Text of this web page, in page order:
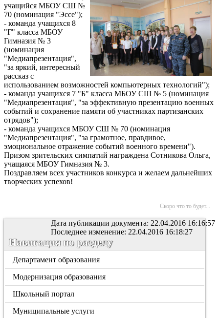
учащийся МБОУ СШ №
70 (номинация "Эссе");
- команда учащихся 8
"Г" класса МБОУ
Гимназия № 3
(номинация
"Медиапрезентация",
"за яркий, интересный
рассказ с
использованием возможностей компьютерных технологий");
- команда учащихся 7 "Б" класса МБОУ СШ № 5 (номинация
"Медиапрезентация", "за эффективную презентацию военных
событий и сохранение памяти об участниках партизанских
отрядов");
- команда учащихся МБОУ СШ № 70 (номинация
"Медиапрезентация", "за грамотное, правдивое,
эмоциональное отражение событий военного времени").
Призом зрительских симпатий награждена Сотникова Ольга,
учащаяся МБОУ Гимназия № 3.
Поздравляем всех участников конкурса и желаем дальнейших
творческих успехов!
Скоро что то будет...
Дата публикации документа: 22.04.2016 16:16:57
Последнее изменение: 22.04.2016 16:18:27
Навигация по разделу
Департамент образования
Модернизация образования
Школьный портал
Муниципальные услуги